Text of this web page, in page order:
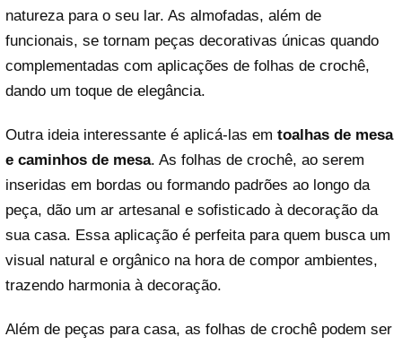
natureza para o seu lar. As almofadas, além de
funcionais, se tornam peças decorativas únicas quando
complementadas com aplicações de folhas de crochê,
dando um toque de elegância.
Outra ideia interessante é aplicá-las em toalhas de mesa
e caminhos de mesa. As folhas de crochê, ao serem
inseridas em bordas ou formando padrões ao longo da
peça, dão um ar artesanal e sofisticado à decoração da
sua casa. Essa aplicação é perfeita para quem busca um
visual natural e orgânico na hora de compor ambientes,
trazendo harmonia à decoração.
Além de peças para casa, as folhas de crochê podem ser